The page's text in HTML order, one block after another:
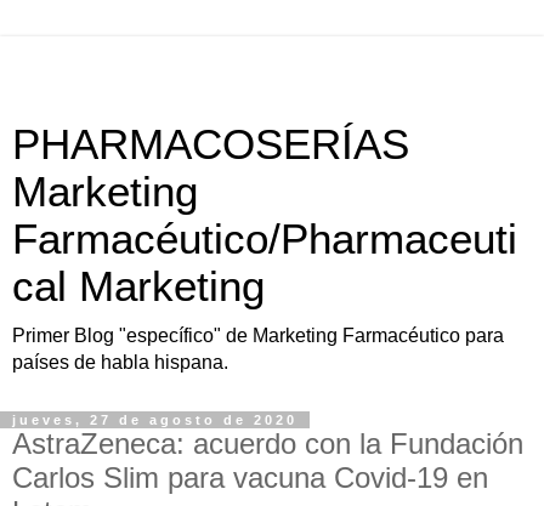
PHARMACOSERÍAS
Marketing
Farmacéutico/Pharmaceuti
cal Marketing
Primer Blog "específico" de Marketing Farmacéutico para
países de habla hispana.
jueves, 27 de agosto de 2020
AstraZeneca: acuerdo con la Fundación
Carlos Slim para vacuna Covid-19 en